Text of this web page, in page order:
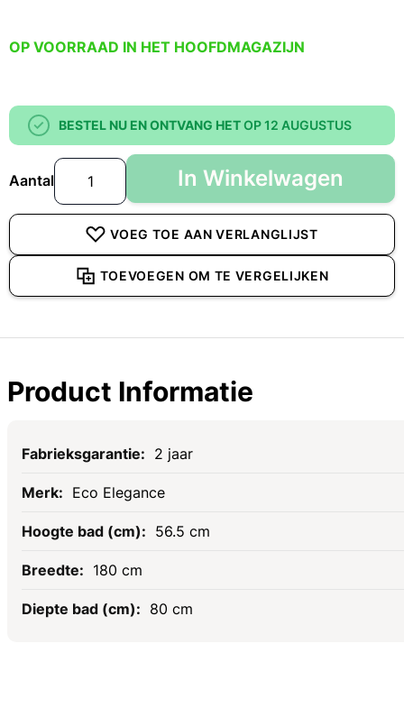
OP VOORRAAD IN HET HOOFDMAGAZIJN
BESTEL NU EN ONTVANG HETOP 12 AUGUSTUS
Aantal In Winkelwagen
VOEG TOE AAN VERLANGLIJST
TOEVOEGEN OM TE VERGELIJKEN
Product Informatie
Specificaties
2 jaar
Eco Elegance
56.5 cm
180 cm
80 cm